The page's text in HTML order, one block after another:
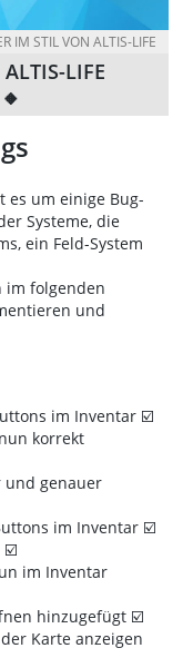
IM STIL VON ALTIS-LIFE
LIFE
es um einige Bug-
Systeme, die
ein Feld-System
im folgenden
und
im Inventar ☑️
korrekt
und genauer
im Inventar ☑️
☑️
im Inventar
hinzugefügt ☑️
Karte anzeigen